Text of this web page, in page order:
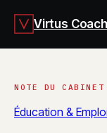
Virtus
Éducation & Emploi